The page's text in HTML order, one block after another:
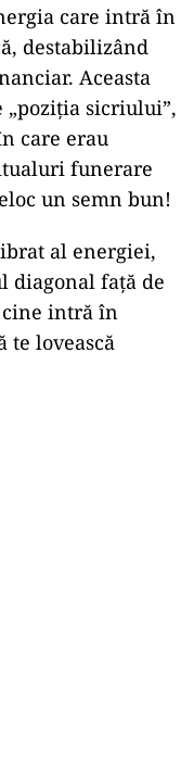
care intră în
destabilizând
Aceasta
„poziția sicriului”,
care erau
funerare
un semn bun!
al energiei,
diagonal față de
cine intră în
te lovească